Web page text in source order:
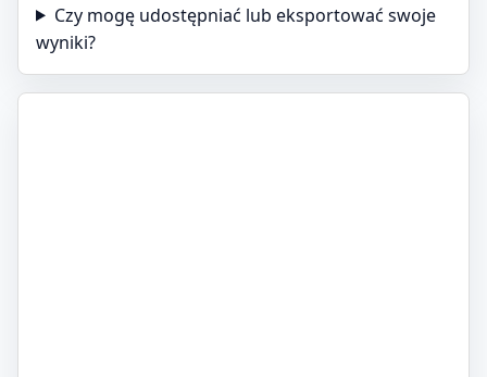
Czy mogę udostępniać lub eksportować swoje
wyniki?